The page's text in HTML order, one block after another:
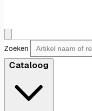
Zoeken
Cataloog